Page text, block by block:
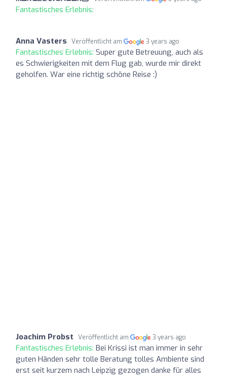
Fantastisches Erlebnis:
Anna Vasters Veröffentlicht am 3 years ago
Fantastisches Erlebnis: Super gute Betreuung, auch als
es Schwierigkeiten mit dem Flug gab, wurde mir direkt
geholfen. War eine richtig schöne Reise :)
Joachim Probst Veröffentlicht am 3 years ago
Fantastisches Erlebnis: Bei Krissi ist man immer in sehr
guten Händen sehr tolle Beratung tolles Ambiente sind
erst seit kurzem nach Leipzig gezogen danke für alles